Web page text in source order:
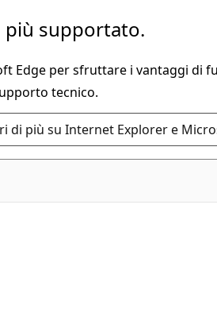
supportato.
Edge per sfruttare i vantaggi di
tecnico.
di più su Internet Explorer e